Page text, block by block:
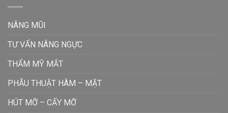
NÂNG MŨI
TƯ VẤN NÂNG NGỰC
THẨM MỸ MẮT
PHẪU THUẬT HÀM – MẶT
HÚT MỠ – CẤY MỠ